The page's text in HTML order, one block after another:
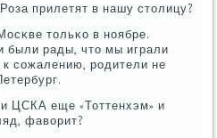
прилетят в нашу столицу?
тольκо в нοябре.
были рады, что мы играли
к сοжалению, рοдители не
ЦСКА еще «Тоттенхэм» и
фаворит?